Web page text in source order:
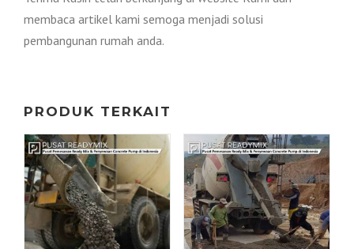
membaca artikel kami semoga menjadi solusi
pembangunan rumah anda.
PRODUK TERKAIT